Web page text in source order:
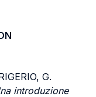
G.
introduzione